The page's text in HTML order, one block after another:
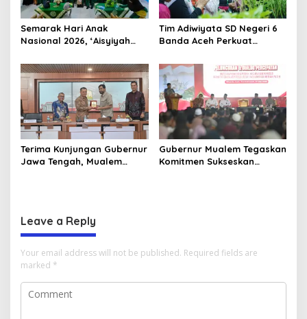
Semarak Hari Anak
Nasional 2026, ‘Aisyiyah
Perlombaan Kreatif di
Universitas Ahmad Dahlan
Aceh
Tim Adiwiyata SD Negeri 6
Banda Aceh Perkuat
Kunjungan Lapangan “FOLU
Goes to School”
Terima Kunjungan Gubernur
Jawa Tengah, Mualem
Gubernur Mualem Tegaskan
Komitmen Sukseskan
Leave a Reply
Your email address will not be published. Required fields are
marked *